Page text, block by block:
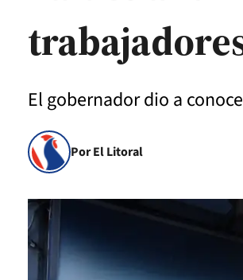
El gobernador dio a
Por El Litoral